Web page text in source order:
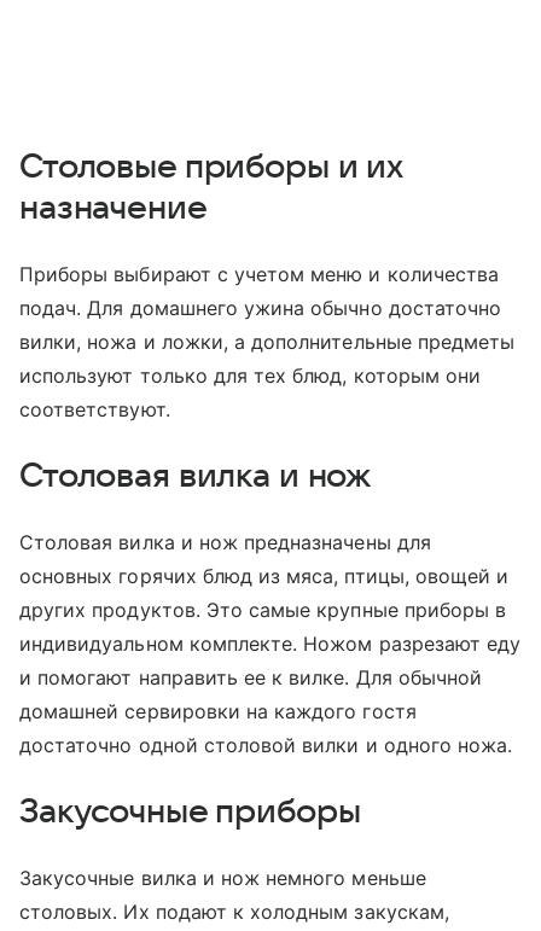
Столовые приборы и их
назначение
Приборы выбирают с учетом меню и количества
подач. Для домашнего ужина обычно достаточно
вилки, ножа и ложки, а дополнительные предметы
используют только для тех блюд, которым они
соответствуют.
Столовая вилка и нож
Столовая вилка и нож предназначены для
основных горячих блюд из мяса, птицы, овощей и
других продуктов. Это самые крупные приборы в
индивидуальном комплекте. Ножом разрезают еду
и помогают направить ее к вилке. Для обычной
домашней сервировки на каждого гостя
достаточно одной столовой вилки и одного ножа.
Закусочные приборы
Закусочные вилка и нож немного меньше
столовых. Их подают к холодным закускам,